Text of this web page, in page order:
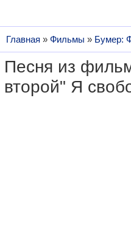
Главная » Фильмы » Бумер:
Песня из
второй" Я